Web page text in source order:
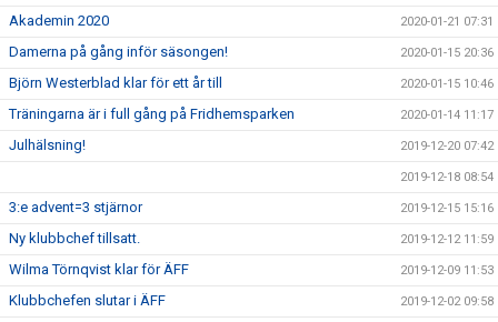
Akademin 2020 2020-01-21 07:31
Damerna på gång inför säsongen! 2020-01-15 20:36
Björn Westerblad klar för ett år till 2020-01-15 10:46
Träningarna är i full gång på Fridhemsparken 2020-01-14 11:17
Julhälsning! 2019-12-20 07:42
2019-12-18 08:54
3:e advent=3 stjärnor 2019-12-15 15:16
Ny klubbchef tillsatt. 2019-12-12 11:59
Wilma Törnqvist klar för ÄFF 2019-12-09 11:53
Klubbchefen slutar i ÄFF 2019-12-02 09:58